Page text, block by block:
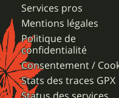
Services pros
Mentions légales
Politique de
confidentialité
Consentement /
Stats des traces GPX